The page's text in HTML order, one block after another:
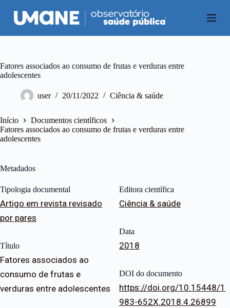
P
u
a
a
r
n
t
e
o
Fatores associados ao consumo de frutas e verduras entre
adolescentes
user 20/11/2022 Ciência & saúde
Início
Documentos científicos
Fatores associados ao consumo de frutas e verduras entre
adolescentes
Metadados
Tipologia documental
Artigo em revista revisado
por pares
Título
Fatores associados ao
consumo de frutas e
verduras entre adolescentes
Editora científica
Ciência & saúde
Data
2018
DOI do documento
https://doi.org/10.15448/1
983-652X.2018.4.26899